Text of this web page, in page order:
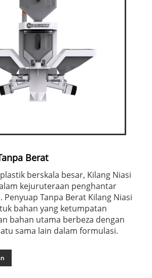
Berat
berskala besar, Kilang Niasi
kejuruteraan penghantar
Tanpa Berat Kilang Niasi
bahan yang ketumpatan
bahan utama berbeza dengan
sama lain dalam formulasi.